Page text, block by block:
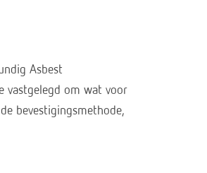
Asbest
vastgelegd om wat voor
bevestigingsmethode,